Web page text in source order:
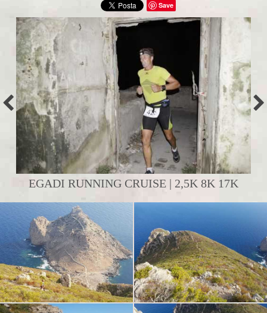
Save
EGADI RUNNING CRUISE | 2,5K 8K 17K